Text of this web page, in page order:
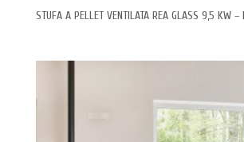
STUFA A PELLET VENTILATA REA GLASS 9,5 KW –